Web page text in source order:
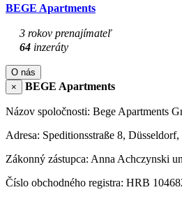
BEGE Apartments
3 rokov prenajímateľ
64 inzeráty
O nás
×
BEGE Apartments
Názov spoločnosti: Bege Apartments
Adresa: Speditionsstraße 8,
Zákonný zástupca: Anna Achczynski
Číslo obchodného registra: HRB